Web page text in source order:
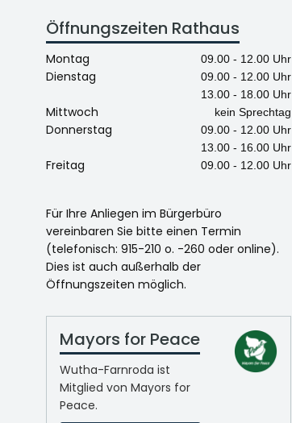
Öffnungszeiten Rathaus
Montag 09.00 - 12.00 Uhr
Dienstag
09.00 - 12.00 Uhr
13.00 - 18.00 Uhr
Mittwoch kein Sprechtag
Donnerstag
09.00 - 12.00 Uhr
13.00 - 16.00 Uhr
Freitag 09.00 - 12.00 Uhr
Für Ihre Anliegen im Bürgerbüro
vereinbaren Sie bitte einen Termin
(telefonisch: 915-210 o. -260 oder online).
Dies ist auch außerhalb der
Öffnungszeiten möglich.
Mayors for Peace
Wutha-Farnroda ist
Mitglied von Mayors for
Peace.